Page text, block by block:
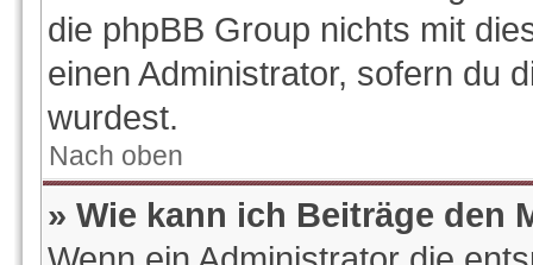
die phpBB Group nichts mit
einen Administrator, sofern du
wurdest.
Nach oben
» Wie kann ich Beiträge den